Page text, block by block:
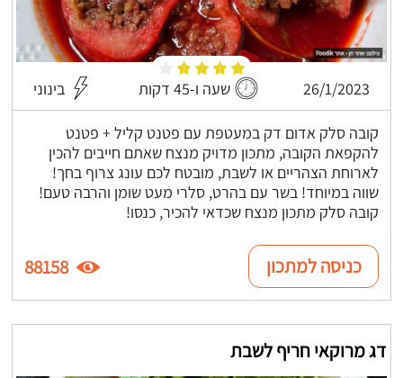
26/1/2023 שעה ו-45 דקות בינוני
קובה סלק אדום דק במעטפת עם פטנט קליל + פטנט
להקפאת הקובה, מתכון מדויק מנצח שאתם חייבים להכין
לארוחת הצהריים או לשבת, מובטח לכם עונג צרוף בחך!
שווה במיוחד! בשר עם בהרט, סלרי מעט שומן והרבה טעם!
קובה סלק מתכון מנצח שכדאי להכיר, כנסו!
כניסה למתכון 88158
דג מרוקאי חריף לשבת